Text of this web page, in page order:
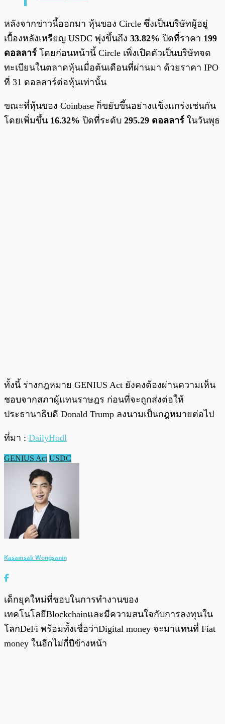
หลังจากข่าวนี้ออกมา หุ้นของ Circle ซึ่งเป็นบริษัทผู้อยู่
เบื้องหลังเหรียญ USDC พุ่งขึ้นถึง 33.82% ปิดที่ราคา 199
ดอลลาร์ โดยก่อนหน้านี้ Circle เพิ่งเปิดตัวเป็นบริษัทจด
ทะเบียนในตลาดหุ้นเมื่อต้นเดือนที่ผ่านมา ด้วยราคา IPO
ที่ 31 ดอลลาร์ต่อหุ้นเท่านั้น
ขณะที่หุ้นของ Coinbase ก็ขยับขึ้นอย่างแข็งแกร่งเช่นกัน
โดยเพิ่มขึ้น 16.32% ปิดที่ระดับ 295.29 ดอลลาร์ ในวันพุธ
ทั้งนี้ ร่างกฎหมาย GENIUS Act ยังคงต้องผ่านความเห็น
ชอบจากสภาผู้แทนราษฎร ก่อนที่จะถูกส่งต่อให้
ประธานาธิบดี Donald Trump ลงนามเป็นกฎหมายต่อไป
ที่มา : DailyHodl
GENIUS Act USDC
Kasamsak Wongsanin
เด็กยุคใหม่ที่ชอบในการทำงานของ
เทคโนโลยีBlockchainและมีความสนใจกับการลงทุนใน
โลกDeFi พร้อมทั้งเชื่อว่าDigital money จะมาแทนที่ Fiat
money ในอีกไม่กี่ปีข้างหน้า